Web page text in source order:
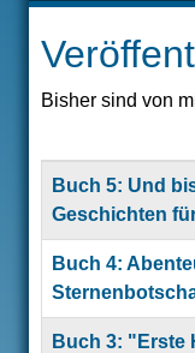
HOME
ÜBER MICH
SEMINARE
Bisher sind von
Title
Buch 5: Und
Geschichten
Buch 4:
Buch 3: "Erste